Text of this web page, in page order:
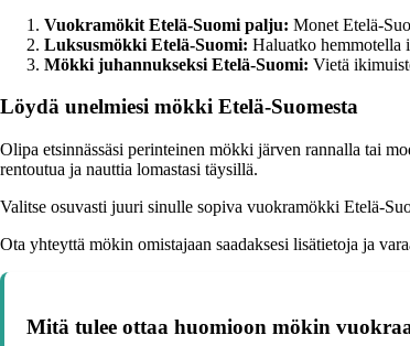
Vuokramökit Etelä-Suomi palju: Monet Etelä-
Luksusmökki Etelä-Suomi: Haluatko hemmotella
Mökki juhannukseksi Etelä-Suomi: Vietä
Löydä unelmiesi mökki Etelä-Suomesta
Olipa etsinnässäsi perinteinen mökki järven rannalla tai
rentoutua ja nauttia lomastasi täysillä.
Valitse osuvasti juuri sinulle sopiva vuokramökki Etelä-
Ota yhteyttä mökin omistajaan saadaksesi lisätietoja ja
Mitä tulee ottaa huomioon mökin